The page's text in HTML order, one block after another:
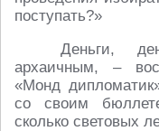
поступать?»
Деньги,
архаичным, –
«Монд
со своим
сколько световых